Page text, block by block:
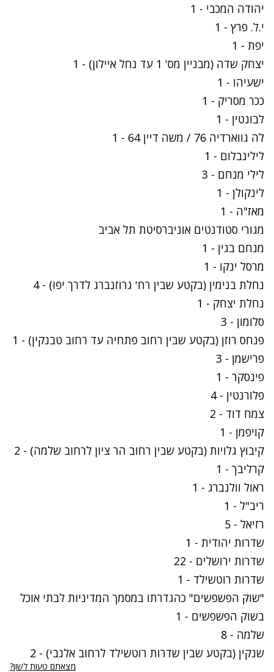
יהודה המכבי - 1
י.ל. פרץ - 1
יפת - 1
יצחק שדה (מבניין מס' 1 עד נחל איילון) - 1
ישעיהו - 1
ככר מסריק - 1
לבונטין - 1
לה גווארדיה 76 / משה דיין 64 - 1
לילינבלום - 1
לילי מנחם - 3
לינקולן - 1
מאז"ה - 1
מגורי סטודנטים אוניברסיטת תל אביב
מנחם בגין - 1
מרסל ינקו - 1
נחלת בנימין (בקטע שבין רח' גרוזנברג לדרך יפו) - 4
נחלת יצחק - 1
סלומון - 3
פנחס רוזן (בקטע שבין רחוב פתחיה עד רחוב טבנקין) - 1
פרישמן - 3
פינסקר - 1
פלורנטין - 4
צמח דוד - 2
קויפמן - 1
קיבוץ גלויות (בקטע שבין רחוב הר ציון לרחוב שלמה) - 2
קרליבך - 1
ראול וולנברג - 1
ריב"ל - 1
רזיאל - 5
שדרות יהודית - 1
שדרות ירושלים - 22
שדרות רוטשילד - 1
"שוק הפשפשים" כהגדרתו במסמך המדיניות לבתי אוכל
בשוק הפשפשים - 1
שלמה - 8
שנקין (בקטע שבין שדרות רוטשילד לרחוב אלנבי) - 2
מצאתם טעות לשון?